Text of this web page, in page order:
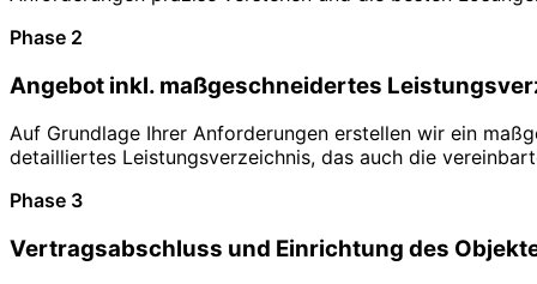
Phase 2
Angebot inkl. maßgeschneidertes
Auf Grundlage Ihrer Anforderungen erstellen wir ein
detailliertes Leistungsverzeichnis, das auch die
Phase 3
Vertragsabschluss und Einrichtung des